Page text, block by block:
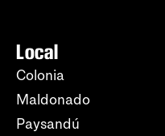
Local
Colonia
Maldonado
Paysandú